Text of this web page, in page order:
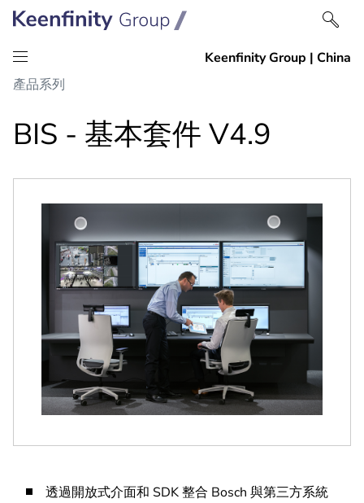
產品系列
BIS - 基本套件 V4.9
透過開放式介面和 SDK 整合 Bosch 與第三方系統